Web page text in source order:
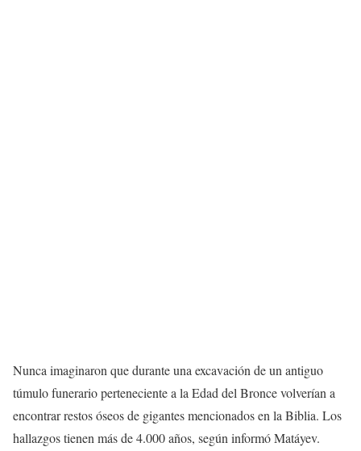
Nunca imaginaron que durante una excavación de un antiguo
túmulo funerario perteneciente a la Edad del Bronce volverían a
encontrar restos óseos de gigantes mencionados en la Biblia. Los
hallazgos tienen más de 4.000 años, según informó Matáyev.